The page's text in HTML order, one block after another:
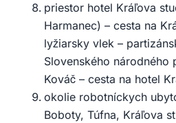
priestor hotel Kráľova
Harmanec) – cesta na
lyžiarsky vlek –
Slovenského národného
Kováč – cesta na hotel
okolie robotníckych
Boboty, Túfna, Kráľova